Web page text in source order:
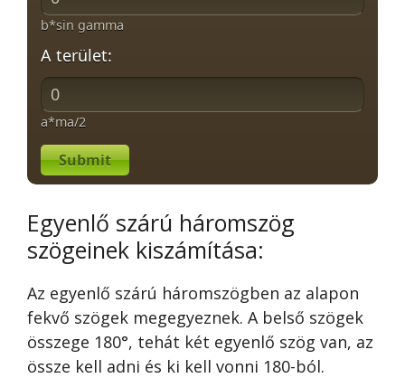
b*sin gamma
A terület:
a*ma/2
Submit
Egyenlő szárú háromszög
szögeinek kiszámítása:
Az egyenlő szárú háromszögben az alapon
fekvő szögek megegyeznek. A belső szögek
összege 180°, tehát két egyenlő szög van, az
össze kell adni és ki kell vonni 180-ból.